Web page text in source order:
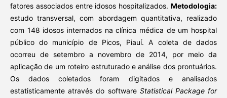
fatores associados entre idosos hospitalizados.Metodologia:
estudo transversal, com abordagem quantitativa, realizado
com 148 idosos internados na clínica médica de um hospital
público do município de Picos, Piauí. A coleta de dados
ocorreu de setembro a novembro de 2014, por meio da
aplicação de um roteiro estruturado e análise dos prontuários.
Os dados coletados foram digitados e analisados
estatisticamente através do software Statistical Package for